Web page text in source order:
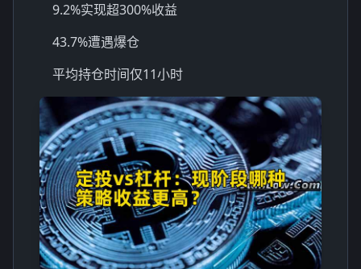
9.2%实现超300%收益
43.7%遭遇爆仓
平均持仓时间仅11小时